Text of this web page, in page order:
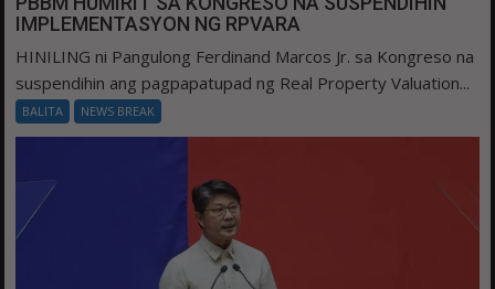
IMPLEMENTASYON NG RPVARA
HINILING ni Pangulong Ferdinand Marcos Jr. sa Kongreso na
suspendihin ang pagpapatupad ng Real Property Valuation...
BALITA NEWS BREAK